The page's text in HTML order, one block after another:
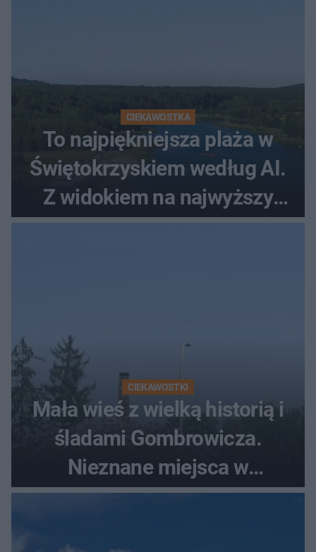
CIEKAWOSTKA
To najpiękniejsza plaża w
Świętokrzyskiem według AI.
Z widokiem na najwyższy
szczyt Gór Świętokrzyskich
CIEKAWOSTKI
Mała wieś z wielką historią i
śladami Gombrowicza.
Nieznane miejsca w
Świętokrzyskiem